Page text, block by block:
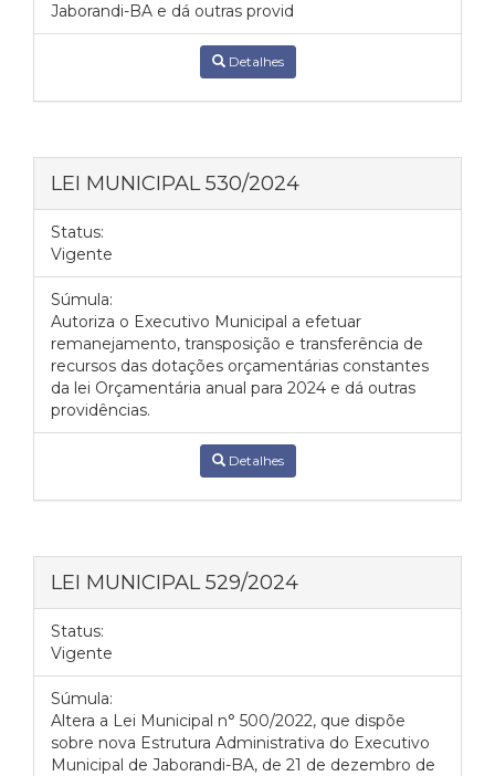
Jaborandi-BA e dá outras provid
Detalhes
LEI MUNICIPAL 530/2024
Status:
Vigente
Súmula:
Autoriza o Executivo Municipal a efetuar
remanejamento, transposição e transferência de
recursos das dotações orçamentárias constantes
da lei Orçamentária anual para 2024 e dá outras
providências.
Detalhes
LEI MUNICIPAL 529/2024
Status:
Vigente
Súmula:
Altera a Lei Municipal n° 500/2022, que dispõe
sobre nova Estrutura Administrativa do Executivo
Municipal de Jaborandi-BA, de 21 de dezembro de